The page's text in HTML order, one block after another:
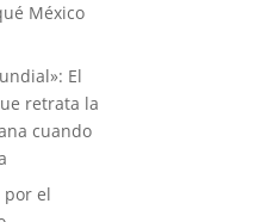
México
El
retrata la
cuando
por el